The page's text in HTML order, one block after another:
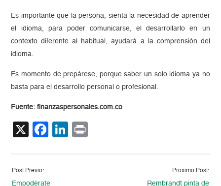
Es importante que la persona, sienta la necesidad de aprender
el idioma, para poder comunicarse, el desarrollarlo en un
contexto diferente al habitual, ayudará a la comprensión del
idioma.
Es momento de prepárese, porque saber un solo idioma ya no
basta para el desarrollo personal o profesional.
Fuente: finanzaspersonales.com.co
X Facebook
LinkedIn
Post Previo:
Empodérate
Proximo Post:
Rembrandt pinta de